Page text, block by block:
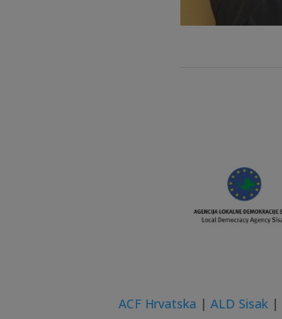
ACF Hrvatska |ALD Sisak |